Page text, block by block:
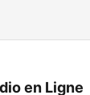
en Ligne